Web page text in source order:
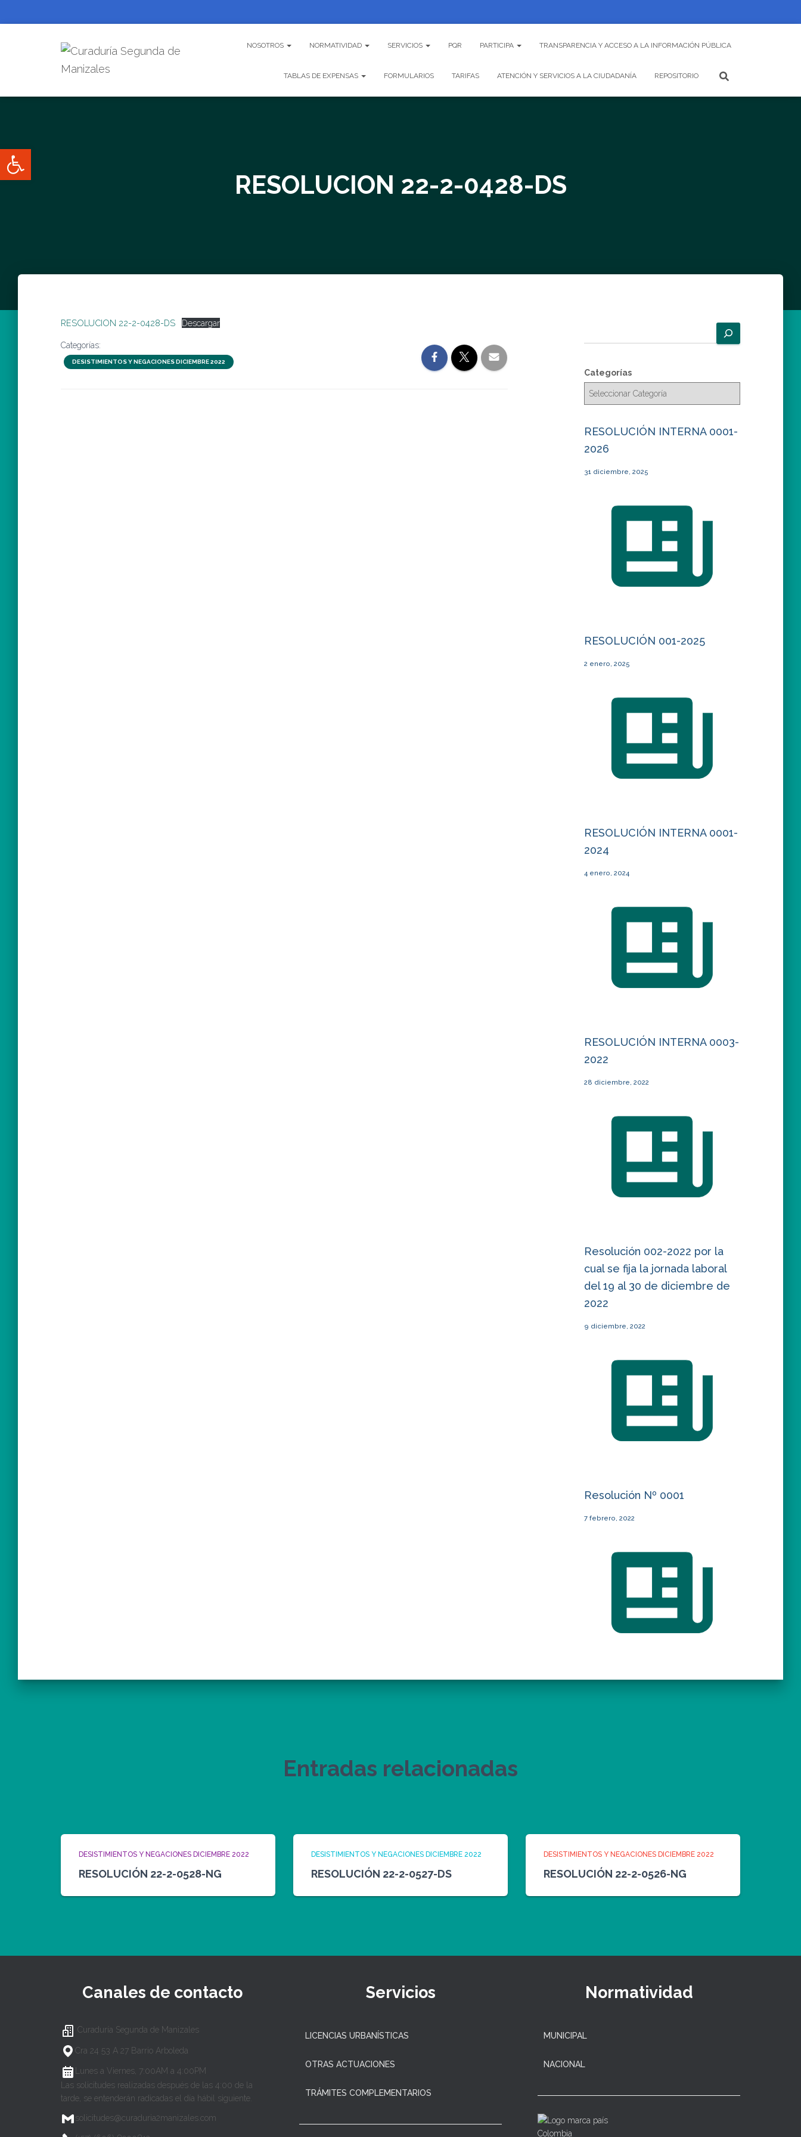
Abrir barra de herramientas
NOSOTROS NORMATIVIDAD SERVICIOS PQR PARTICIPA TRANSPARENCIA Y ACCESO A LA INFORMACIÓN PÚBLICA
TABLAS DE EXPENSAS FORMULARIOS TARIFAS ATENCIÓN Y SERVICIOS A LA CIUDADANÍA REPOSITORIO
RESOLUCION 22-2-0428-DS
RESOLUCION 22-2-0428-DS Descargar
Categorías:
DESISTIMIENTOS Y NEGACIONES DICIEMBRE 2022
u
c
a
Categorías
RESOLUCIÓN INTERNA 0001-
2026
31 diciembre, 2025
RESOLUCIÓN 001-2025
2 enero, 2025
RESOLUCIÓN INTERNA 0001-
2024
4 enero, 2024
RESOLUCIÓN INTERNA 0003-
2022
28 diciembre, 2022
Resolución 002-2022 por la
cual se fija la jornada laboral
del 19 al 30 de diciembre de
2022
9 diciembre, 2022
Resolución Nº 0001
7 febrero, 2022
Entradas relacionadas
DESISTIMIENTOS Y NEGACIONES DICIEMBRE 2022
RESOLUCIÓN 22-2-0528-NG
DESISTIMIENTOS Y NEGACIONES DICIEMBRE 2022
RESOLUCIÓN 22-2-0527-DS
DESISTIMIENTOS Y NEGACIONES DICIEMBRE 2022
RESOLUCIÓN 22-2-0526-NG
Canales de contacto
Curaduría Segunda de Manizales
Cra 24 53 A 27 Barrio Arboleda
Lunes a Viernes, 7:00AM a 4:00PM
Las solicitudes realizadas después de las 4:00 de la
tarde, se entenderán radicadas el día hábil siguiente.
solicitudes@curaduria2manizales.com
Servicios
LICENCIAS URBANÍSTICAS
OTRAS ACTUACIONES
TRÁMITES COMPLEMENTARIOS
Normatividad
MUNICIPAL
NACIONAL